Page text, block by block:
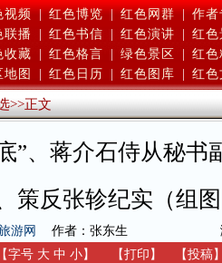
视频 | 红色博览 | 红色网群 | 作者
联播
红色书信 红色演讲
红色
收藏
红色格言 绿色景区
红色
地图
红色日历 红色图库 红色
>>正文
”、蒋介石侍从秘书
策反张轸纪实（组
游网 作者：张东生
【字号 大 中 小】 【打印 】 【投稿